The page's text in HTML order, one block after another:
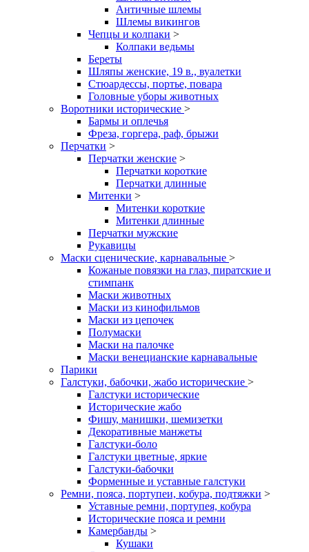
Античные шлемы
Шлемы викингов
Чепцы и колпаки >
Колпаки ведьмы
Береты
Шляпы женские, 19 в., вуалетки
Стюардессы, портье, повара
Головные уборы животных
Воротники исторические >
Бармы и оплечья
Фреза, горгера, раф, брыжи
Перчатки >
Перчатки женские >
Перчатки короткие
Перчатки длинные
Митенки >
Митенки короткие
Митенки длинные
Перчатки мужские
Рукавицы
Маски сценические, карнавальные >
Кожаные повязки на глаз, пиратские и
стимпанк
Маски животных
Маски из кинофильмов
Маски из цепочек
Полумаски
Маски на палочке
Маски венецианские карнавальные
Парики
Галстуки, бабочки, жабо исторические >
Галстуки исторические
Исторические жабо
Фишу, манишки, шемизетки
Декоративные манжеты
Галстуки-боло
Галстуки цветные, яркие
Галстуки-бабочки
Форменные и уставные галстуки
Ремни, пояса, портупеи, кобура, подтяжки >
Уставные ремни, портупея, кобура
Исторические пояса и ремни
Камербанды >
Кушаки